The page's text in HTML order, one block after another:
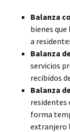
Balanza
bienes
a
Balanza
servicios
recibidos
Balanza
residentes
forma
extranjero